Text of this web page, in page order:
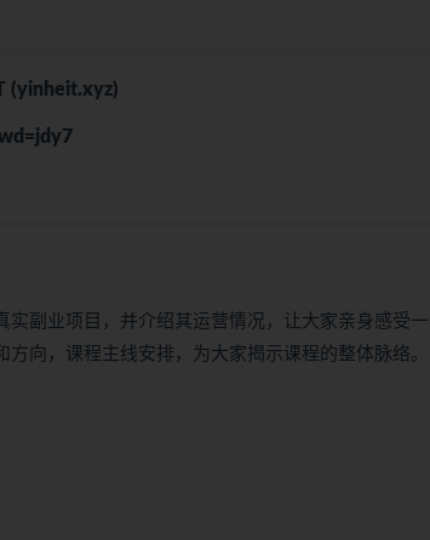
(yinheit.xyz)
副业项目，并介绍其运营情况，让大家亲身感受
向，课程主线安排，为大家揭示课程的整体脉络。